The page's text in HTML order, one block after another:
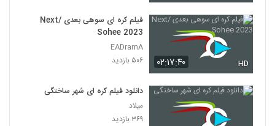
۰۲:۱۷:۴۰ HD
فیلم کره ای سوهی بعدی /Next
Sohee 2023
EADramA
۵۰۶ بازدید
دانلود فیلم کره ای شهر ساختگی
میلاد
۳۶۹ بازدید